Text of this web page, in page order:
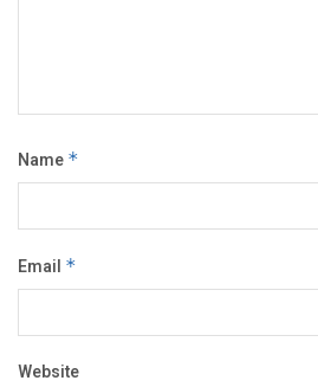
Name *
Email *
Website